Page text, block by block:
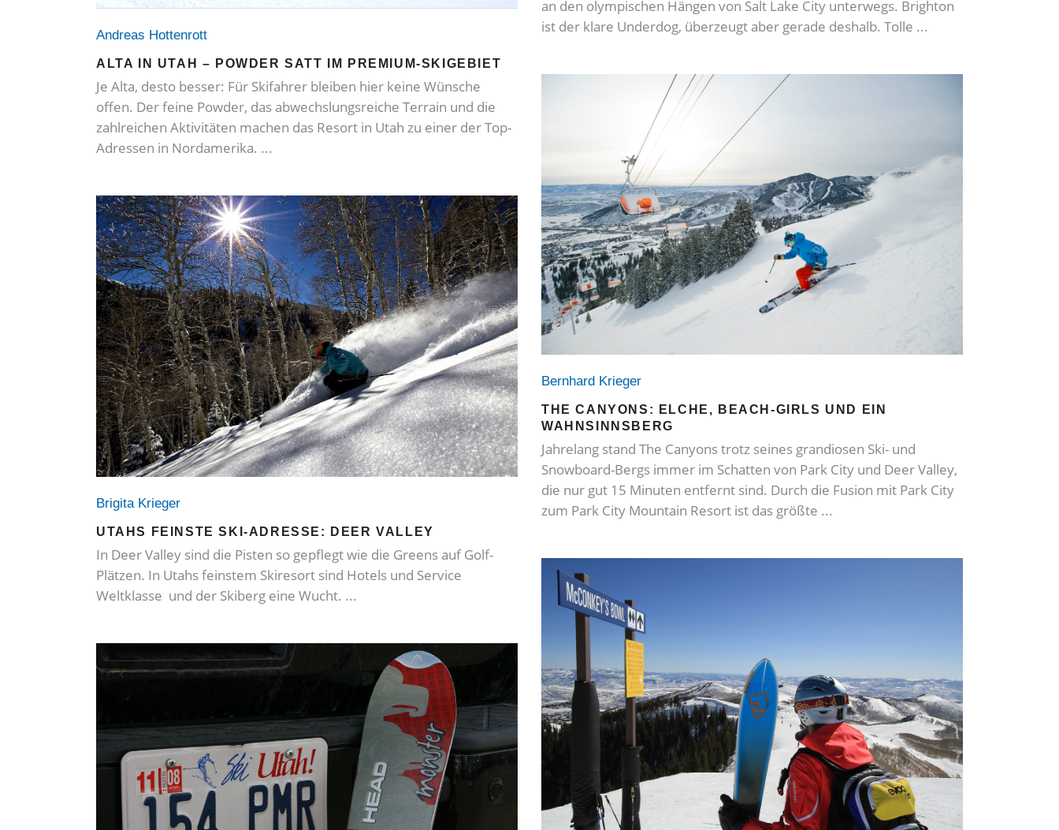
an den olympischen Hängen von Salt Lake City unterwegs. Brighton
ist der klare Underdog, überzeugt aber gerade deshalb. Tolle
Andreas Hottenrott
ALTA IN UTAH – POWDER SATT IM PREMIUM-SKIGEBIET
Je Alta, desto besser: Für Skifahrer bleiben hier keine Wünsche
offen. Der feine Powder, das abwechslungsreiche Terrain und die
zahlreichen Aktivitäten machen das Resort in Utah zu einer der Top-
Adressen in Nordamerika.
Bernhard Krieger
THE CANYONS: ELCHE, BEACH-GIRLS UND EIN
WAHNSINNSBERG
Jahrelang stand The Canyons trotz seines grandiosen Ski- und
Snowboard-Bergs immer im Schatten von Park City und Deer Valley,
die nur gut 15 Minuten entfernt sind. Durch die Fusion mit Park City
zum Park City Mountain Resort ist das größte
Brigita Krieger
UTAHS FEINSTE SKI-ADRESSE: DEER VALLEY
In Deer Valley sind die Pisten so gepflegt wie die Greens auf Golf-
Plätzen. In Utahs feinstem Skiresort sind Hotels und Service
Weltklasse und der Skiberg eine Wucht.